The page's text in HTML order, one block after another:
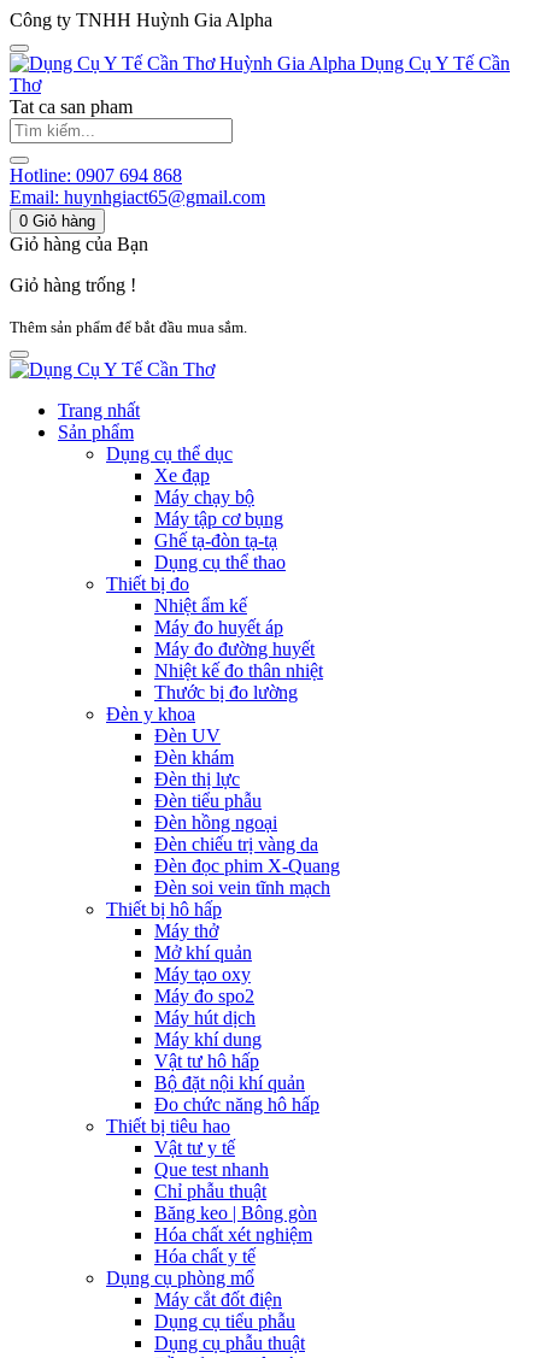
Công ty TNHH Huỳnh Gia Alpha
Huỳnh Gia Alpha Dụng Cụ Y Tế Cần
Thơ
Tat ca san pham
Hotline: 0907 694 868
Email: huynhgiact65@gmail.com
0 Giỏ hàng
Giỏ hàng của Bạn
Giỏ hàng trống !
Thêm sản phẩm để bắt đầu mua sắm.
Trang nhất
Sản phẩm
Dụng cụ thể dục
Xe đạp
Máy chạy bộ
Máy tập cơ bụng
Ghế tạ-đòn tạ-tạ
Dụng cụ thể thao
Thiết bị đo
Nhiệt ẩm kế
Máy đo huyết áp
Máy đo đường huyết
Nhiệt kế đo thân nhiệt
Thước bị đo lường
Đèn y khoa
Đèn UV
Đèn khám
Đèn thị lực
Đèn tiểu phẫu
Đèn hồng ngoại
Đèn chiếu trị vàng da
Đèn đọc phim X-Quang
Đèn soi vein tĩnh mạch
Thiết bị hô hấp
Máy thở
Mở khí quản
Máy tạo oxy
Máy đo spo2
Máy hút dịch
Máy khí dung
Vật tư hô hấp
Bộ đặt nội khí quản
Đo chức năng hô hấp
Thiết bị tiêu hao
Vật tư y tế
Que test nhanh
Chỉ phẫu thuật
Băng keo | Bông gòn
Hóa chất xét nghiệm
Hóa chất y tế
Dụng cụ phòng mổ
Máy cắt đốt điện
Dụng cụ tiểu phẫu
Dụng cụ phẫu thuật